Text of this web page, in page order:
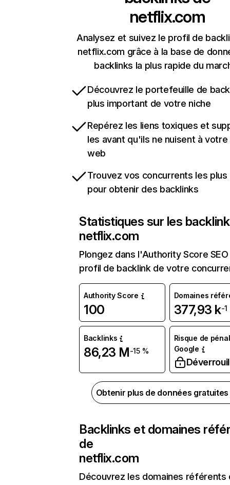
netflix.com
Analysez et suivez le profil de
netflix.com grâce à la base de
backlinks la plus rapide du
Découvrez le portefeuille de
plus important de votre niche
Repérez les liens toxiques et
les avant qu'ils ne nuisent à
web
Trouvez vos concurrents les
pour obtenir des backlinks
Statistiques sur les
netflix.com
Plongez dans l'Authority Score
profil de backlink de votre
Authority Score
100
Domaines
377,93 k-1
Backlinks
86,23 M-15 %
Risque de
Google
Obtenir plus de données
Backlinks et domaines
de
netflix.com
Découvrez les domaines référents